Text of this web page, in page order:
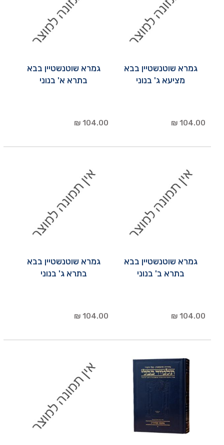
גמרא שוטנשטיין בבא
מציעא ג' בנוני
104.00 ₪
גמרא שוטנשטיין בבא
בתרא א' בנוני
104.00 ₪
גמרא שוטנשטיין בבא
בתרא ב' בנוני
104.00 ₪
גמרא שוטנשטיין בבא
בתרא ג' בנוני
104.00 ₪